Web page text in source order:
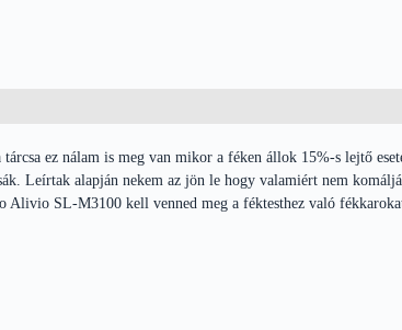
ez nálam is meg van mikor a féken állok 15%-s lejtő
Leírtak alapján nekem az jön le hogy valamiért nem
Alivio SL-M3100 kell venned meg a féktesthez való